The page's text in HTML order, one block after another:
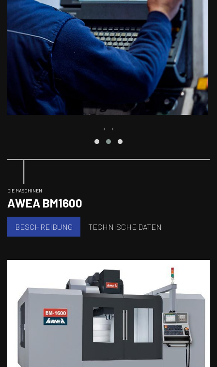
‹ ›
DIE MASCHINEN
AWEA BM1600
BESCHREIBUNG TECHNISCHE DATEN